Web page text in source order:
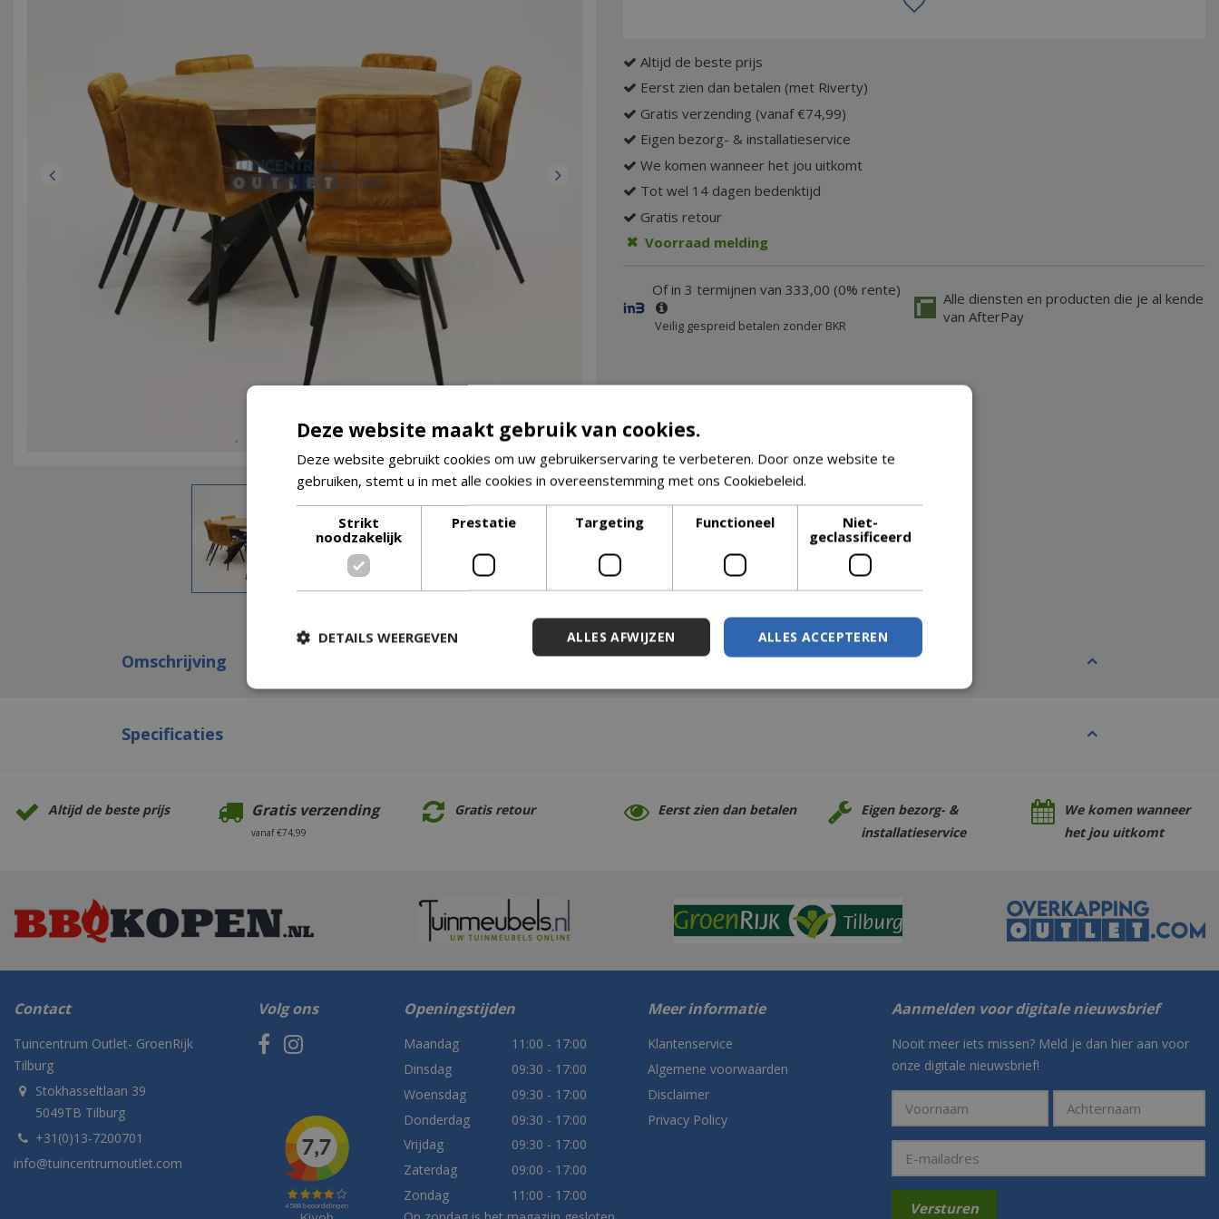
Altijd de beste prijs
Eerst zien dan betalen (met Riverty)
Gratis verzending (vanaf €74,99)
Eigen bezorg- & installatieservice
We komen wanneer het jou uitkomt
Tot wel 14 dagen bedenktijd
Gratis retour
Voorraad melding
Of in 3 termijnen van 333,00 (0% rente)
Veilig gespreid betalen zonder BKR
Alle diensten en producten die je al kende
van AfterPay
Omschrijving
Specificaties
Altijd de beste prijs Gratis verzending
vanaf €74,99
Gratis retour Eerst zien dan betalen
Eigen bezorg- &
installatieservice
We komen wanneer
het jou uitkomt
Contact
Tuincentrum Outlet- GroenRijk
Tilburg
Stokhasseltlaan 39
5049TB Tilburg
+31(0)13-7200701
info@tuincentrumoutlet.com
Volg ons Openingstijden
Maandag
11:00 - 17:00
Dinsdag
09:30 - 17:00
Woensdag
09:30 - 17:00
Donderdag
09:30 - 17:00
Vrijdag
09:30 - 17:00
Zaterdag
09:00 - 17:00
Zondag
11:00 - 17:00
Meer informatie
Klantenservice
Algemene voorwaarden
Disclaimer
Privacy Policy
Aanmelden voor digitale nieuwsbrief
Nooit meer iets missen? Meld je dan hier aan voor
onze digitale nieuwsbrief!
Deze website maakt gebruik van cookies.
Deze website gebruikt cookies om uw gebruikerservaring te verbeteren. Door onze website te
gebruiken, stemt u in met alle cookies in overeenstemming met ons Cookiebeleid.
Strikt
noodzakelijk
Prestatie Targeting Functioneel
Niet-
geclassificeerd
ALLES ACCEPTEREN
ALLES AFWIJZEN
DETAILS WEERGEVEN